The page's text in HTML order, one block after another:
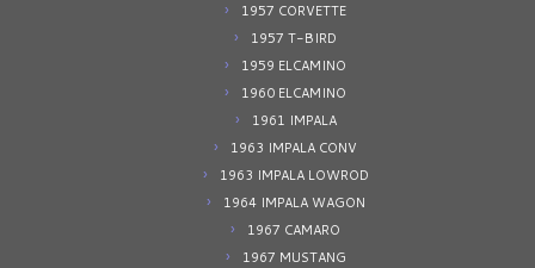
1957 CORVETTE
1957 T-BIRD
1959 ELCAMINO
1960 ELCAMINO
1961 IMPALA
1963 IMPALA CONV
1963 IMPALA LOWROD
1964 IMPALA WAGON
1967 CAMARO
1967 MUSTANG